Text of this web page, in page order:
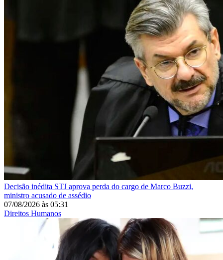
Decisão inédita STJ aprova perda do cargo de Marco Buzzi,
ministro acusado de assédio
07/08/2026 às 05:31
Direitos Humanos